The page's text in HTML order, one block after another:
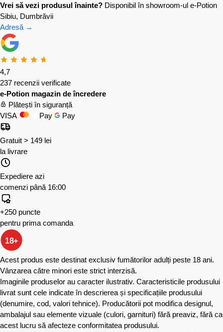
Vrei să vezi produsul înainte? Disponibil în showroom-ul e-Potion
Sibiu, Dumbrăvii
Adresă →
4,7
237 recenzii verificate
e-Potion magazin de încredere
Plătești în siguranță
VISA
Pay Pay
Gratuit > 149 lei
la livrare
Expediere azi
comenzi până 16:00
+250 puncte
pentru prima comanda
18+
Acest produs este destinat exclusiv fumătorilor adulți peste 18 ani.
Vânzarea către minori este strict interzisă.
Imaginile produselor au caracter ilustrativ. Caracteristicile produsului
livrat sunt cele indicate în descrierea și specificațiile produsului
(denumire, cod, valori tehnice). Producătorii pot modifica designul,
ambalajul sau elemente vizuale (culori, garnituri) fără preaviz, fără ca
acest lucru să afecteze conformitatea produsului.